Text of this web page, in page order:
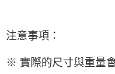
注意事項：
※ 實際的尺寸與重量